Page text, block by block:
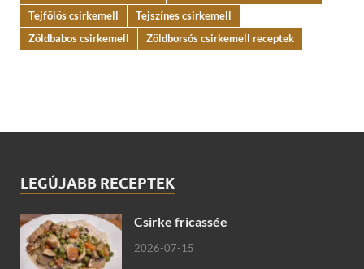
Tejfölös csirkemell
Tejszínes csirkemell
Zöldbabos csirkemell
Zöldborsós csirkemell receptek
LEGÚJABB RECEPTEK
Csirke fricassée
2026-07-15